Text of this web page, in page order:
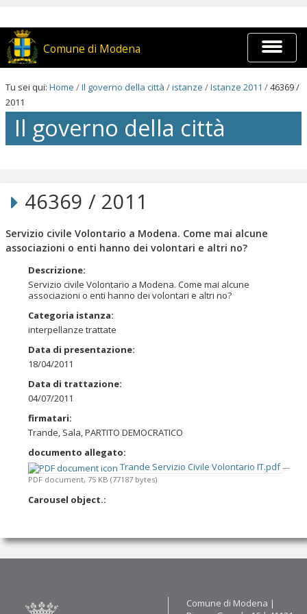
contenuti.
Salta
alla
Comune di Modena
Espandi
barra
di
Tu sei qui: Home /Il governo della città /istanze /Istanze 2011 /46369 /
2011
Il governo della città
Salta
navigazione
46369 / 2011
Servizio civile Volontario a Modena. Come mai alcune
associazioni o enti hanno dei volontari e altri no?
Descrizione:
Servizio civile Volontario a Modena. Come mai alcune
associazioni o enti hanno dei volontari e altri no?
Categoria istanza:
interpellanze trattate
Data di presentazione:
18/04/2011
Data di trattazione:
04/07/2011
firmatari:
Trande, Sala, PARTITO DEMOCRATICO
documento allegato:
Trande Servizio Civile Volontario IT.pdf—
PDF document, 75 KB (77187 bytes)
Carousel object.:
Contatti
Comune di Modena |